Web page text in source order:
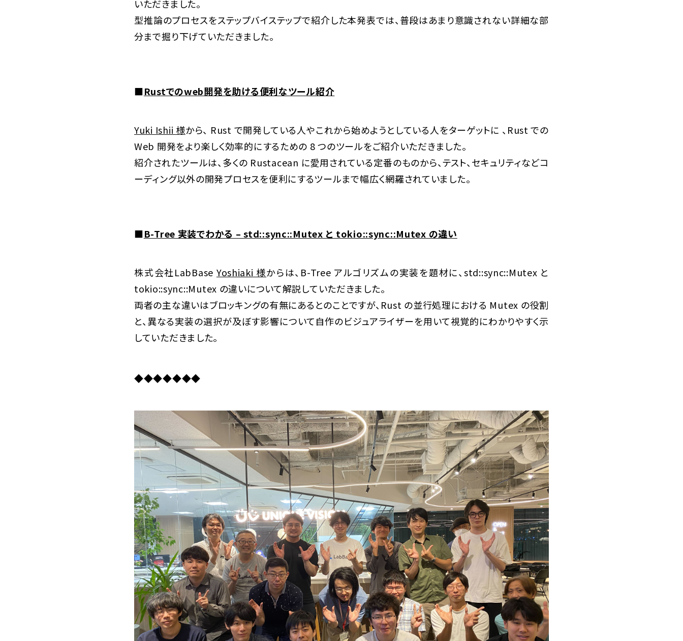
いただきました。
型推論のプロセスをステップバイステップで紹介した本発表では、普段はあまり意識されない詳細な部
分まで掘り下げていただきました。
■Rustでのweb開発を助ける便利なツール紹介
Yuki Ishii 様から、 Rust で開発している人やこれから始めようとしている人をターゲットに 、Rust での
Web 開発をより楽しく効率的にするための 8 つのツールをご紹介いただきました。
紹介されたツールは、多くの Rustacean に愛用されている定番のものから、テスト、セキュリティなどコ
ーディング以外の開発プロセスを便利にするツールまで幅広く網羅されていました。
■B-Tree 実装でわかる – std::sync::Mutex と tokio::sync::Mutex の違い
株式会社LabBase Yoshiaki 様からは、B-Tree アルゴリズムの実装を題材に、std::sync::Mutex と
tokio::sync::Mutex の違いについて解説していただきました。
両者の主な違いはブロッキングの有無にあるとのことですが、Rust の並行処理における Mutex の役割
と、異なる実装の選択が及ぼす影響について自作のビジュアライザーを用いて視覚的にわかりやすく示
していただきました。
◆◆◆◆◆◆◆